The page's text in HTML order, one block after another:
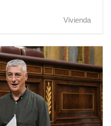
Vivienda